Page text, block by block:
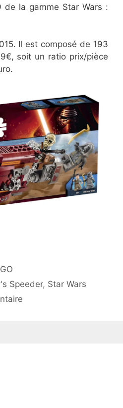
la gamme Star Wars :
Il est composé de 193
soit un ratio prix/pièce
Speeder, Star Wars